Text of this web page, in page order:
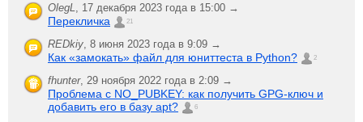
OlegL 17 декабря 2023 года в 15:00 →
Перекличка 21
REDkiy 8 июня 2023 года в 9:09 →
Как «замокать» файл для юниттеста в Python? 2
fhunter, 29 ноября 2022 года в 2:09 →
Проблема с NO_PUBKEY: как получить GPG-ключ и
добавить его в базу apt?
6